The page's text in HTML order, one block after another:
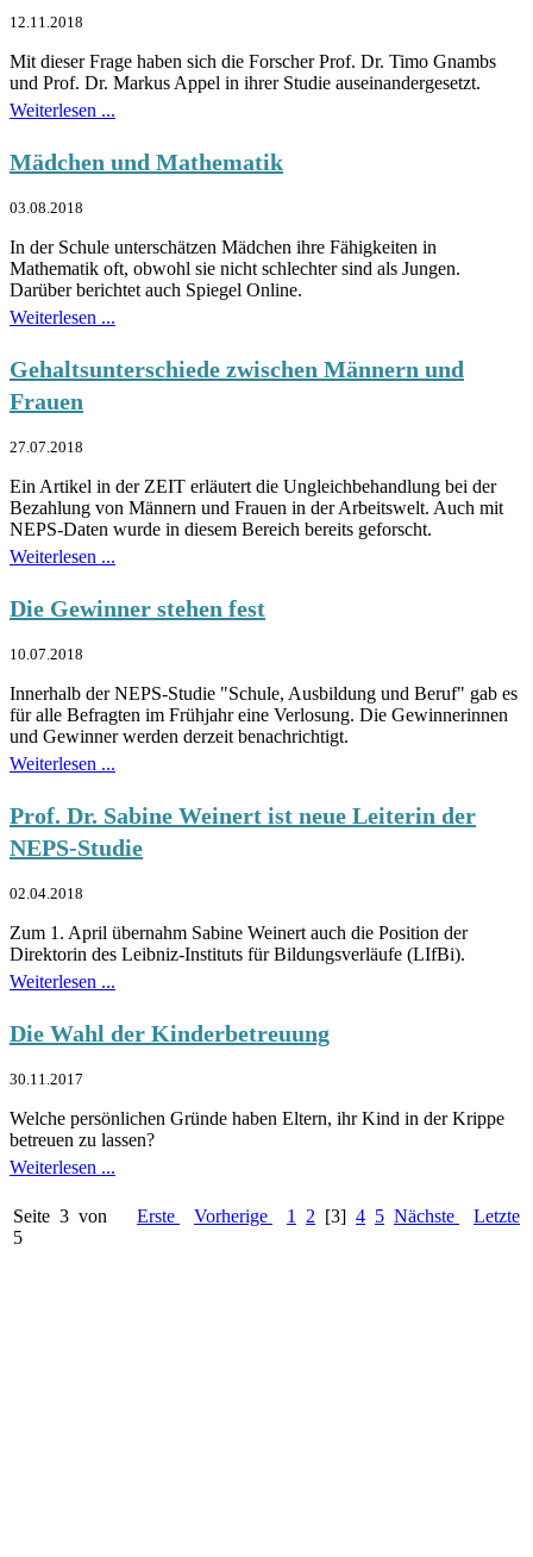
12.11.2018
Mit dieser Frage haben sich die Forscher Prof. Dr. Timo Gnambs
und Prof. Dr. Markus Appel in ihrer Studie auseinandergesetzt.
Weiterlesen ...
Mädchen und Mathematik
03.08.2018
In der Schule unterschätzen Mädchen ihre Fähigkeiten in
Mathematik oft, obwohl sie nicht schlechter sind als Jungen.
Darüber berichtet auch Spiegel Online.
Weiterlesen ...
Gehaltsunterschiede zwischen Männern und
Frauen
27.07.2018
Ein Artikel in der ZEIT erläutert die Ungleichbehandlung bei der
Bezahlung von Männern und Frauen in der Arbeitswelt. Auch mit
NEPS-Daten wurde in diesem Bereich bereits geforscht.
Weiterlesen ...
Die Gewinner stehen fest
10.07.2018
Innerhalb der NEPS-Studie "Schule, Ausbildung und Beruf" gab es
für alle Befragten im Frühjahr eine Verlosung. Die Gewinnerinnen
und Gewinner werden derzeit benachrichtigt.
Weiterlesen ...
Prof. Dr. Sabine Weinert ist neue Leiterin der
NEPS-Studie
02.04.2018
Zum 1. April übernahm Sabine Weinert auch die Position der
Direktorin des Leibniz-Instituts für Bildungsverläufe (LIfBi).
Weiterlesen ...
Die Wahl der Kinderbetreuung
30.11.2017
Welche persönlichen Gründe haben Eltern, ihr Kind in der Krippe
betreuen zu lassen?
Weiterlesen ...
Seite 3 von
5
Erste Vorherige 1 2 [3] 4 5 Nächste Letzte